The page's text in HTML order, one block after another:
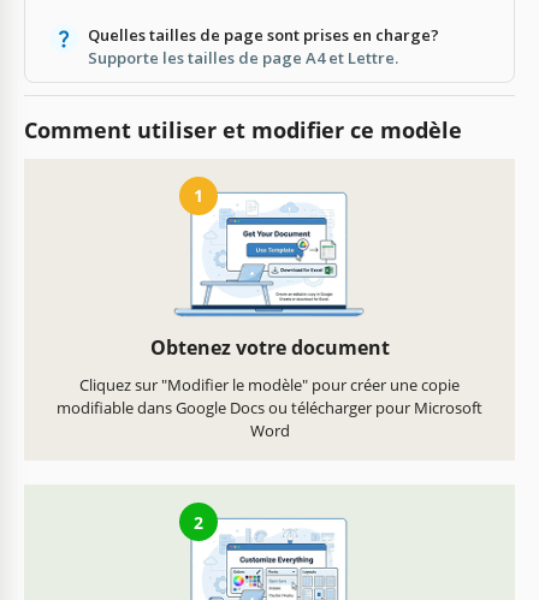
Quelles tailles de page sont prises en charge?
Supporte les tailles de page A4 et Lettre.
Comment utiliser et modifier ce modèle
1
Obtenez votre document
Cliquez sur "Modifier le modèle" pour créer une copie
modifiable dans Google Docs ou télécharger pour Microsoft
Word
2